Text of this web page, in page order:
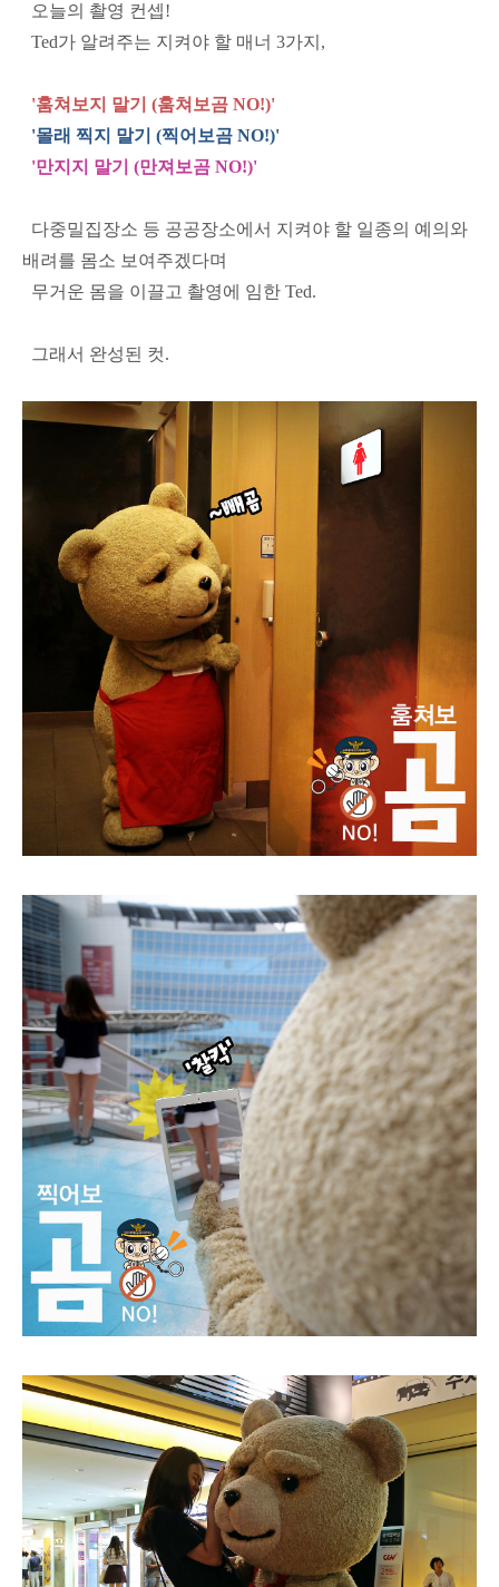
오늘의 촬영 컨셉!
Ted가 알려주는 지켜야 할 매너 3가지,
'훔쳐보지 말기 (훔쳐보곰 NO!)'
'몰래 찍지 말기 (찍어보곰 NO!)'
'만지지 말기 (만져보곰 NO!)'
다중밀집장소 등 공공장소에서 지켜야 할 일종의 예의와
배려를 몸소 보여주겠다며
무거운 몸을 이끌고 촬영에 임한 Ted.
그래서 완성된 컷.